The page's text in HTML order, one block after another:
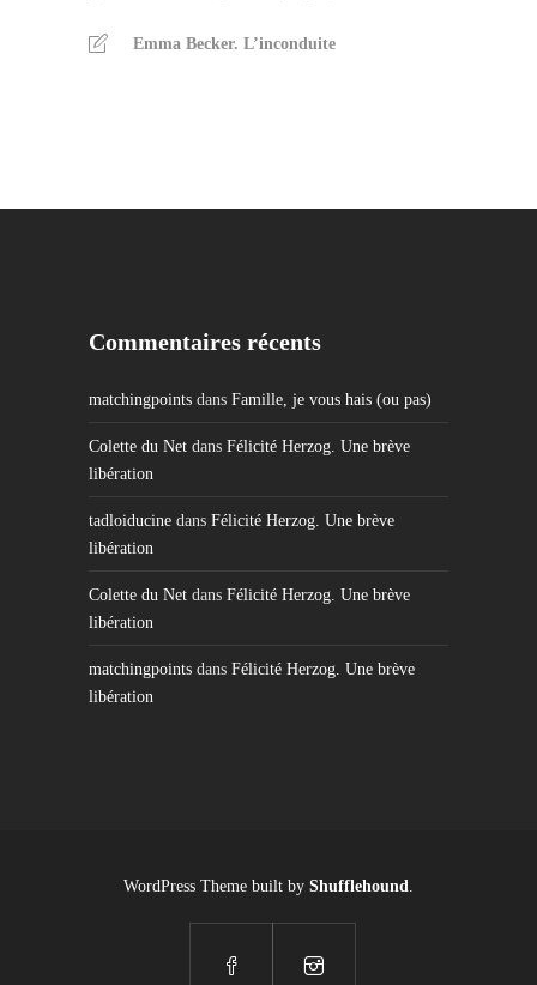
Emma Becker. L’inconduite
Commentaires récents
matchingpoints dans Famille, je vous hais (ou pas)
Colette du Net dans Félicité Herzog. Une brève
libération
tadloiducine dans Félicité Herzog. Une brève
libération
Colette du Net dans Félicité Herzog. Une brève
libération
matchingpoints dans Félicité Herzog. Une brève
libération
WordPress Theme built by Shufflehound